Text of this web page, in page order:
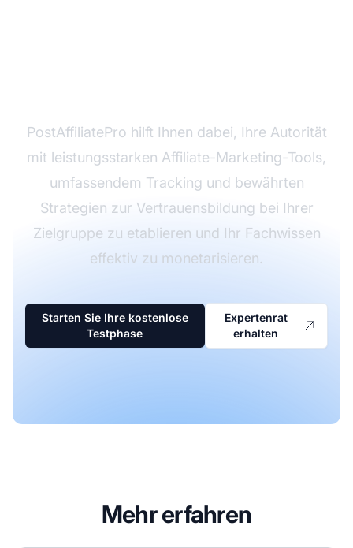
PostAffiliatePro hilft Ihnen dabei, Ihre Autorität
mit leistungsstarken Affiliate-Marketing-Tools,
umfassendem Tracking und bewährten
Strategien zur Vertrauensbildung bei Ihrer
Zielgruppe zu etablieren und Ihr Fachwissen
effektiv zu monetarisieren.
Starten Sie Ihre kostenlose
Testphase
Expertenrat
erhalten
Mehr erfahren